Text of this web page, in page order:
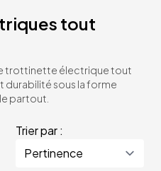
tout
trottinette électrique tout
durabilité sous la forme
partout.
Trier par :